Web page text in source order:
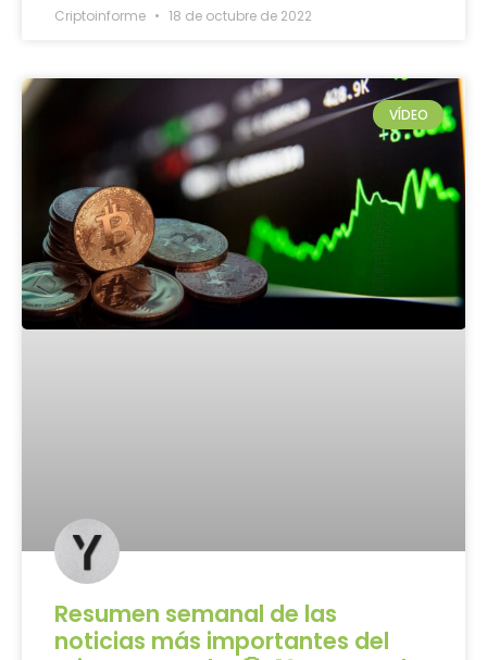
Criptoinforme 18 de octubre de 2022
VÍDEO
Resumen semanal de las
noticias más importantes del